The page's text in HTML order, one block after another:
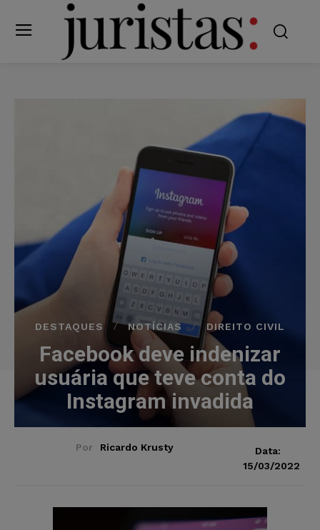
DESTAQUES NOTÍCIAS DIREITO CIVIL
Facebook deve indenizar
usuária que teve conta do
Instagram invadida
Por Ricardo Krusty
Data:
15/03/2022